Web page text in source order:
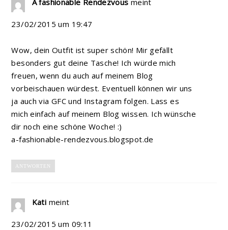
A fashionable Rendezvous meint
23/02/2015 um 19:47
Wow, dein Outfit ist super schön! Mir gefällt
besonders gut deine Tasche! Ich würde mich
freuen, wenn du auch auf meinem Blog
vorbeischauen würdest. Eventuell können wir uns
ja auch via GFC und Instagram folgen. Lass es
mich einfach auf meinem Blog wissen. Ich wünsche
dir noch eine schöne Woche! :)
a-fashionable-rendezvous.blogspot.de
ANTWORTEN
Kati meint
23/02/2015 um 09:11